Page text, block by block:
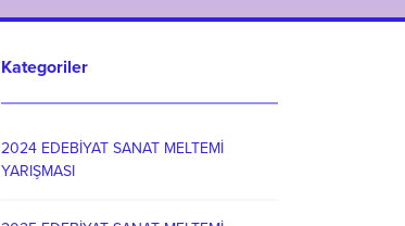
Kategoriler
2024 EDEBİYAT SANAT MELTEMİ
YARIŞMASI